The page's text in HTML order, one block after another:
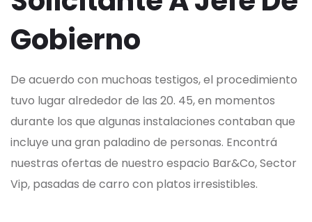
Gobierno
De acuerdo con muchoas testigos, el procedimiento
tuvo lugar alrededor de las 20. 45, en momentos
durante los que algunas instalaciones contaban que
incluye una gran paladino de personas. Encontrá
nuestras ofertas de nuestro espacio Bar&Co, Sector
Vip, pasadas de carro con platos irresistibles.